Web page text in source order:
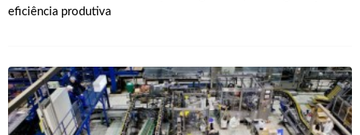
eficiência produtiva